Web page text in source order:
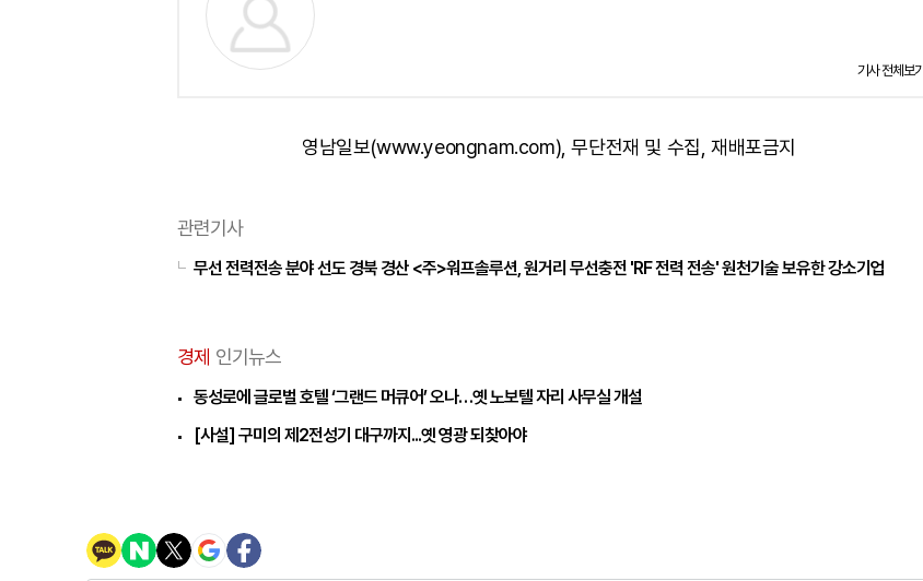
기사 전체보기
영남일보(www.yeongnam.com), 무단전재 및 수집, 재배포금지
관련기사
무선 전력전송 분야 선도 경북 경산 <주>워프솔루션, 원거리 무선충전 'RF 전력 전송' 원천기술 보유한 강소기업
경제 인기뉴스
동성로에 글로벌 호텔 ‘그랜드 머큐어’ 오나…옛 노보텔 자리 사무실 개설
[사설] 구미의 제2전성기 대구까지...옛 영광 되찾아야